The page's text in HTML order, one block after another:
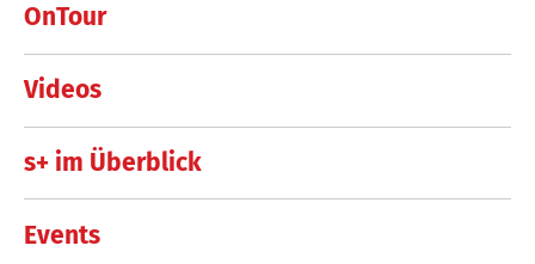
OnTour
Videos
s+ im Überblick
Events